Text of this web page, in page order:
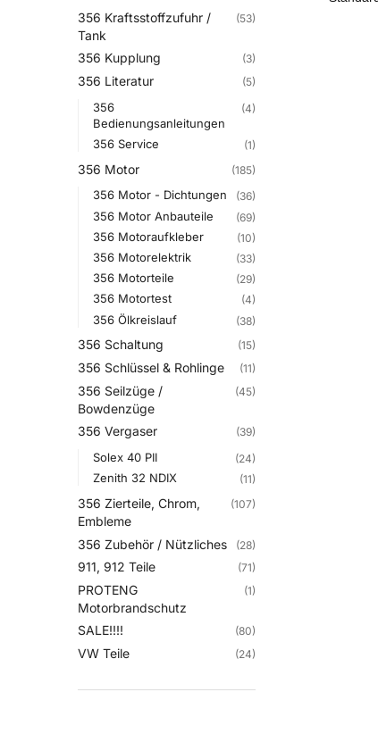
356 Kraftsstoffzufuhr /
Tank
(53)
356 Kupplung (3)
356 Literatur (5)
356
Bedienungsanleitungen
(4)
356 Service (1)
356 Motor (185)
356 Motor - Dichtungen (36)
356 Motor Anbauteile (69)
356 Motoraufkleber (10)
356 Motorelektrik (33)
356 Motorteile (29)
356 Motortest (4)
356 Ölkreislauf (38)
356 Schaltung (15)
356 Schlüssel & Rohlinge (11)
356 Seilzüge /
Bowdenzüge
(45)
356 Vergaser (39)
Solex 40 PII (24)
Zenith 32 NDIX (11)
356 Zierteile, Chrom,
Embleme
(107)
356 Zubehör / Nützliches (28)
911, 912 Teile (71)
PROTENG
Motorbrandschutz
(1)
SALE!!!! (80)
VW Teile (24)